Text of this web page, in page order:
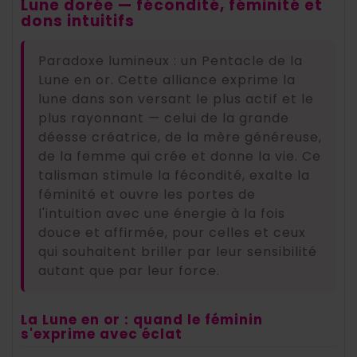
Lune dorée — fécondité, féminité et
dons intuitifs
Paradoxe lumineux : un Pentacle de la
Lune en or. Cette alliance exprime la
lune dans son versant le plus actif et le
plus rayonnant — celui de la grande
déesse créatrice, de la mère généreuse,
de la femme qui crée et donne la vie. Ce
talisman stimule la fécondité, exalte la
féminité et ouvre les portes de
l'intuition avec une énergie à la fois
douce et affirmée, pour celles et ceux
qui souhaitent briller par leur sensibilité
autant que par leur force.
La Lune en or : quand le féminin
s'exprime avec éclat